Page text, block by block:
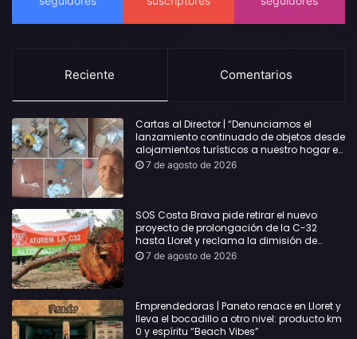
Reciente Comentarios
Cartas al Director | “Denunciamos el
lanzamiento continuado de objetos desde
alojamientos turísticos a nuestro hogar en
Lloret: Podría haber causado una
7 de agosto de 2026
SOS Costa Brava pide retirar el nuevo
proyecto de prolongación de la C-32
hasta Lloret y reclama la dimisión de
Sílvia Paneque
7 de agosto de 2026
Emprendedoras | Paneto renace en Lloret y
lleva el bocadillo a otro nivel: producto km
0 y espíritu “Beach Vibes”